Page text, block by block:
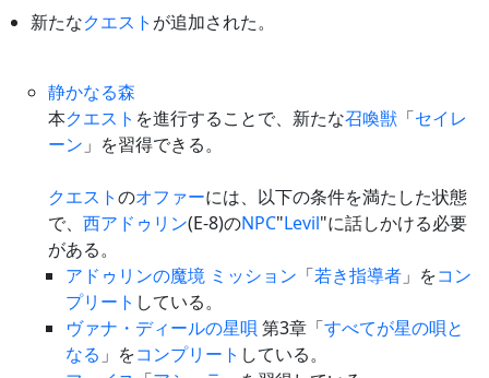
新たなクエスト が追加された。
静かなる森
本クエスト を進行することで、新たな召喚獣 「セイレ
ーン 」を習得できる。
クエストのオファーには、以下の条件を満たした状態
で、 西アドゥリン(E-8)のNPC"Levil"に話しかける必要
がある。
アドゥリンの魔境 ミッション 「若き指導者 」をコン
プリート している。
ヴァナ・ディールの星唄 第3章「すべてが星の唄と
なる 」をコンプリート している。